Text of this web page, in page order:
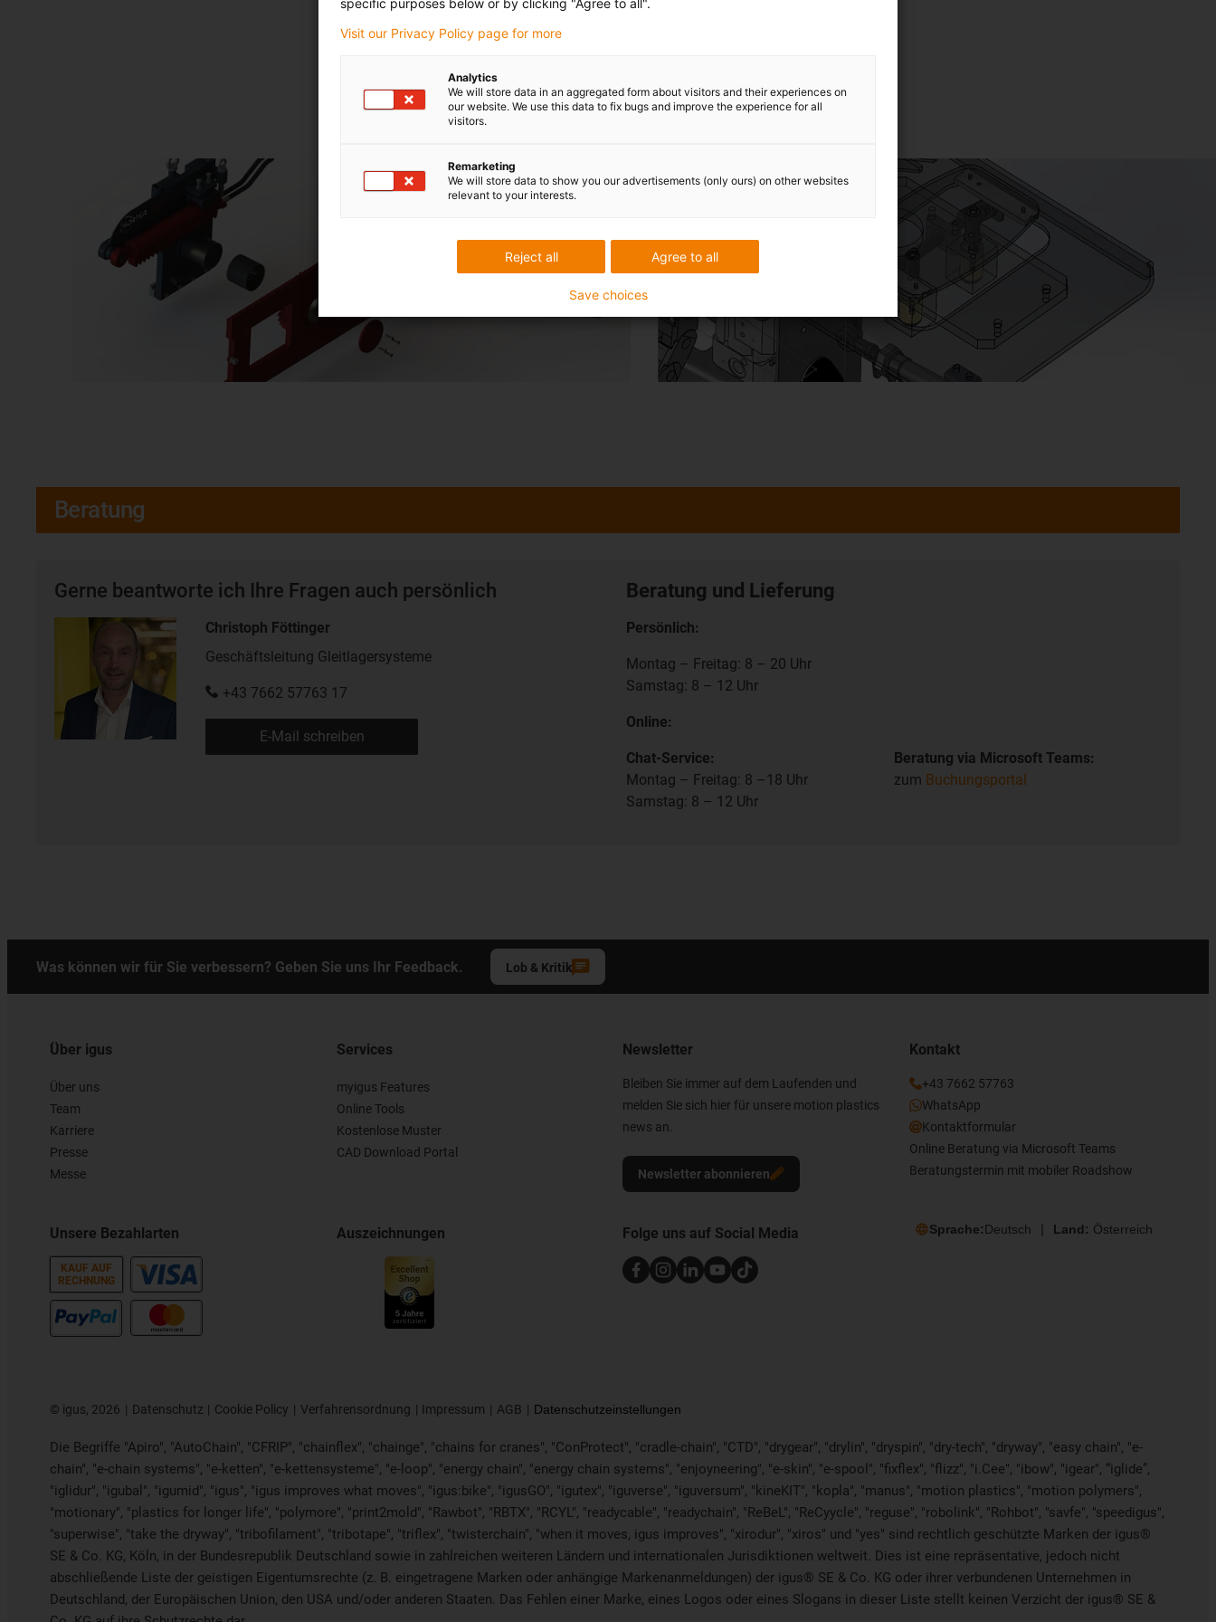
Beratung
Gerne beantworte ich Ihre Fragen auch persönlich
Christoph Föttinger
Geschäftsleitung Gleitlagersysteme
+43 7662 57763 17
E-Mail schreiben
Beratung und Lieferung
Persönlich:
Montag – Freitag: 8 – 20 Uhr
Samstag: 8 – 12 Uhr
Online:
Chat-Service:
Montag – Freitag: 8 –18 Uhr
Samstag: 8 – 12 Uhr
Beratung via Microsoft Teams:
zum Buchungsportal
Was können wir für Sie verbessern? Geben Sie uns Ihr Feedback. Lob & Kritik
Über igus
Über uns
Team
Karriere
Presse
Messe
Unsere Bezahlarten
KAUF AUF
RECHNUNG
Services
myigus Features
Online Tools
Kostenlose Muster
CAD Download Portal
Auszeichnungen
Newsletter
Bleiben Sie immer auf dem Laufenden und
melden Sie sich hier für unsere motion plastics
news an.
Newsletter abonnieren
Kontakt
+43 7662 57763
WhatsApp
Kontaktformular
Online Beratung via Microsoft Teams
Beratungstermin mit mobiler Roadshow
Folge uns auf Social Media Sprache:Deutsch Land: Österreich
© igus, 2026 Datenschutz Cookie Policy Verfahrensordnung Impressum AGB Datenschutzeinstellungen
Die Begriffe "Apiro", "AutoChain", "CFRIP", "chainflex", "chainge", "chains for cranes", "ConProtect", "cradle-chain", "CTD", "drygear", "drylin", "dryspin", "dry-tech", "dryway", "easy chain", "e-
chain", "e-chain systems", "e-ketten", "e-kettensysteme", "e-loop", "energy chain", "energy chain systems", "enjoyneering", "e-skin", "e-spool", "fixflex", "flizz", "i.Cee", "ibow", "igear", “iglide”,
"iglidur", "igubal", "igumid", "igus", "igus improves what moves", "igus:bike", "igusGO", "igutex", "iguverse", "iguversum", "kineKIT", "kopla", "manus", "motion plastics", "motion polymers",
"motionary", "plastics for longer life", "polymore", "print2mold", "Rawbot", "RBTX", "RCYL", "readycable", "readychain", "ReBeL", "ReCyycle", "reguse", "robolink", "Rohbot", "savfe", "speedigus",
"superwise", "take the dryway", "tribofilament", "tribotape", "triflex", "twisterchain", "when it moves, igus improves", "xirodur", "xiros" und "yes" sind rechtlich geschützte Marken der igus®
SE & Co. KG, Köln, in der Bundesrepublik Deutschland sowie in zahlreichen weiteren Ländern und internationalen Jurisdiktionen weltweit. Dies ist eine repräsentative, jedoch nicht
abschließende Liste der geistigen Eigentumsrechte (z. B. eingetragene Marken oder anhängige Markenanmeldungen) der igus® SE & Co. KG oder ihrer verbundenen Unternehmen in
Deutschland, der Europäischen Union, den USA und/oder anderen Staaten. Das Fehlen einer Marke, eines Logos oder eines Slogans in dieser Liste stellt keinen Verzicht der igus® SE &
specific purposes below or by clicking "Agree to all".
Visit our Privacy Policy page for more
Analytics
We will store data in an aggregated form about visitors and their experiences on
our website. We use this data to fix bugs and improve the experience for all
visitors.
Remarketing
We will store data to show you our advertisements (only ours) on other websites
relevant to your interests.
Agree to all
Reject all
Save choices